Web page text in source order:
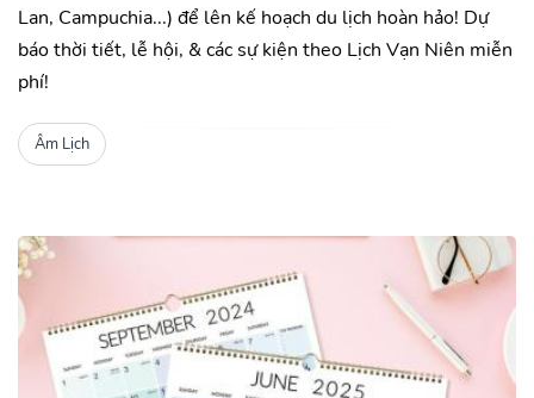
Lan, Campuchia...) để lên kế hoạch du lịch hoàn hảo! Dự
báo thời tiết, lễ hội, & các sự kiện theo Lịch Vạn Niên miễn
phí!
Âm Lịch